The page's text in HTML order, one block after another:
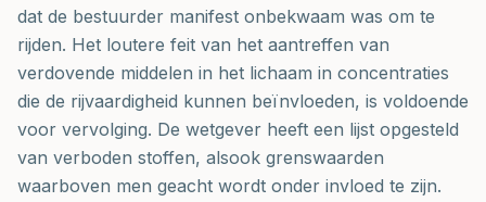
dat de bestuurder manifest onbekwaam was om te
rijden. Het loutere feit van het aantreffen van
verdovende middelen in het lichaam in concentraties
die de rijvaardigheid kunnen beïnvloeden, is voldoende
voor vervolging. De wetgever heeft een lijst opgesteld
van verboden stoffen, alsook grenswaarden
waarboven men geacht wordt onder invloed te zijn.